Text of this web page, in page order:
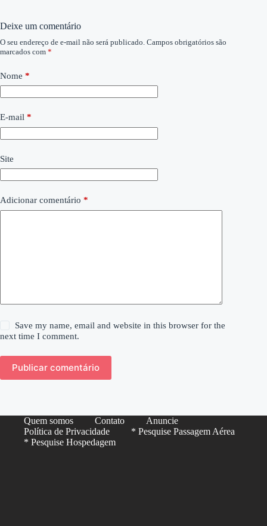
Deixe um comentário
O seu endereço de e-mail não será publicado. Campos obrigatórios são
marcados com *
Nome *
E-mail *
Site
Adicionar comentário *
Save my name, email and website in this browser for the
next time I comment.
Publicar comentário
Quem somos Contato
Anuncie
Política de Privacidade
* Pesquise Passagem Aérea
* Pesquise Hospedagem